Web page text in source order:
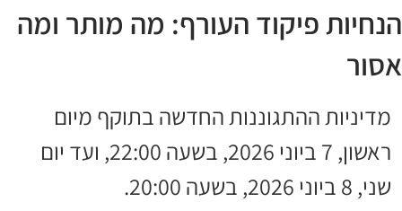
הנחיות פיקוד העורף: מה מותר ומה
אסור
מדיניות ההתגוננות החדשה בתוקף מיום
ראשון, 7 ביוני 2026, בשעה 22:00, ועד יום
שני, 8 ביוני 2026, בשעה 20:00.